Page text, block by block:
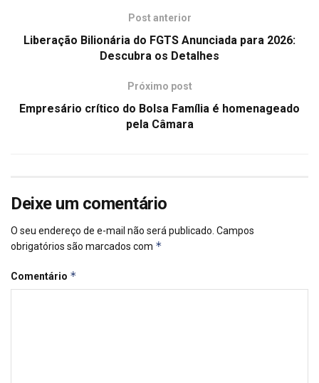
Post anterior
Liberação Bilionária do FGTS Anunciada para 2026:
Descubra os Detalhes
Próximo post
Empresário crítico do Bolsa Família é homenageado
pela Câmara
Deixe um comentário
O seu endereço de e-mail não será publicado. Campos
obrigatórios são marcados com *
Comentário *